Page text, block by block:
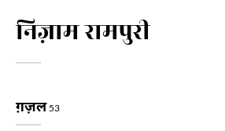
निज़ाम रामपुरी
ग़ज़ल53